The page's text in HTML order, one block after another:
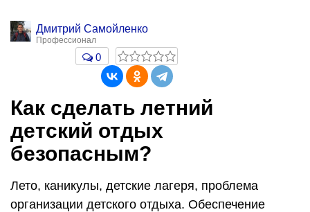
Дмитрий Самойленко
Профессионал
0
Как сделать летний
детский отдых
безопасным?
Лето, каникулы, детские лагеря, проблема
организации детского отдыха. Обеспечение